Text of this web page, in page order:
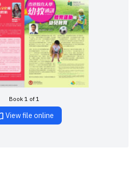
Book 1 of 1
View file online